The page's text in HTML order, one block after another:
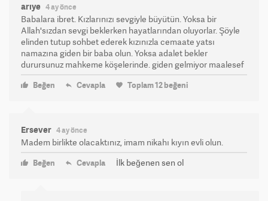
arıye 4 ay önce
Babalara ibret. Kızlarınızı sevgiyle büyütün. Yoksa bir
Allah'sızdan sevgi beklerken hayatlarından oluyorlar. Şöyle
elinden tutup sohbet ederek kızınızla cemaate yatsı
namazına giden bir baba olun. Yoksa adalet bekler
durursunuz mahkeme köşelerinde. giden gelmiyor maalesef
Beğen Cevapla Toplam12beğeni
Ersever 4 ay önce
Madem birlikte olacaktınız, imam nikahı kıyın evli olun.
Beğen Cevapla İlk beğenen sen ol